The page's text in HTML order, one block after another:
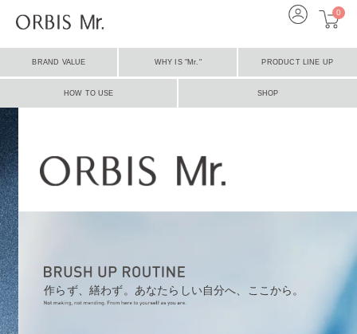
0
BRAND VALUE WHY IS "Mr." PRODUCT LINE UP
HOW TO USE SHOP
作らず、繕わず。あなたらしい自分へ、ここから。